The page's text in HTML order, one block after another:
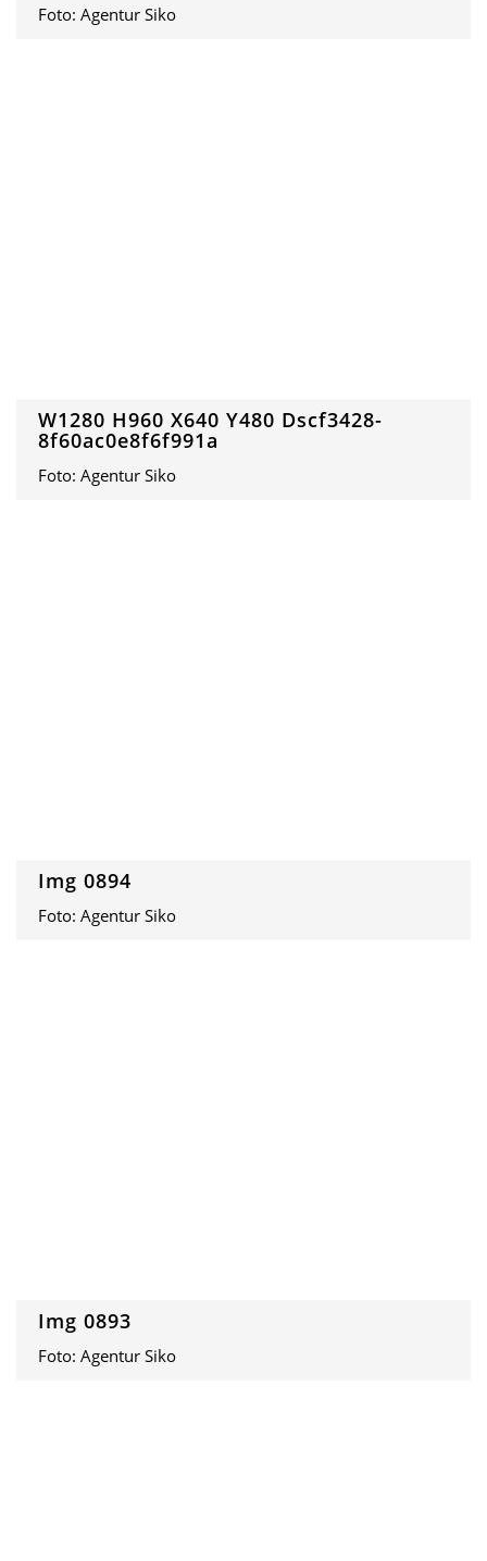
Foto: Agentur Siko
W1280 H960 X640 Y480 Dscf3428-
8f60ac0e8f6f991a
Foto: Agentur Siko
Img 0894
Foto: Agentur Siko
Img 0893
Foto: Agentur Siko